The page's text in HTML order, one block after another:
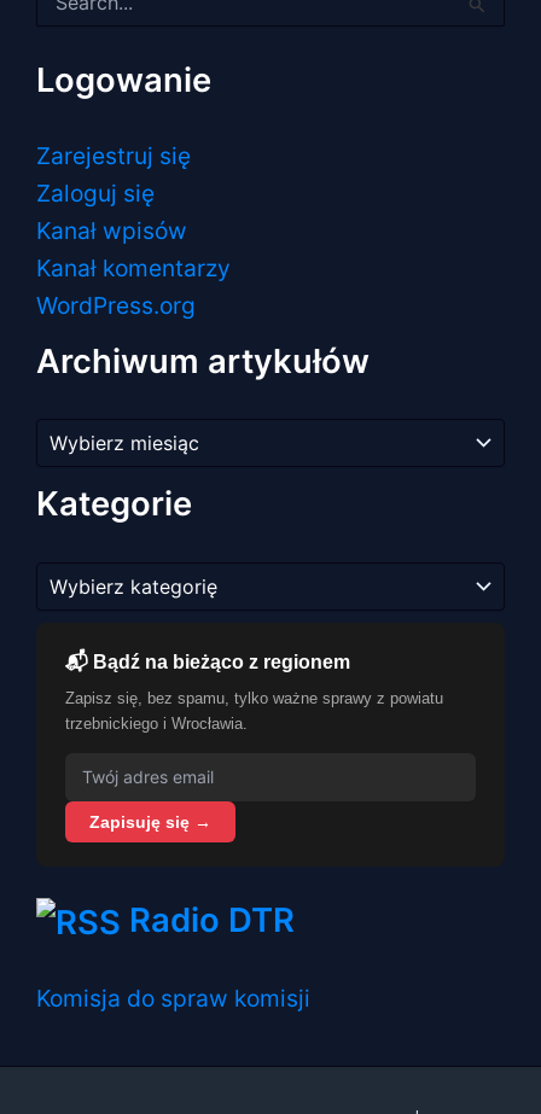
dla:
Logowanie
Zarejestruj się
Zaloguj się
Kanał wpisów
Kanał komentarzy
WordPress.org
Archiwum artykułów
artykułów
Kategorie
📬 Bądź na bieżąco z regionem
Zapisz się, bez spamu, tylko ważne sprawy z powiatu
trzebnickiego i Wrocławia.
Zapisuję się →
Radio DTR
Komisja do spraw komisji